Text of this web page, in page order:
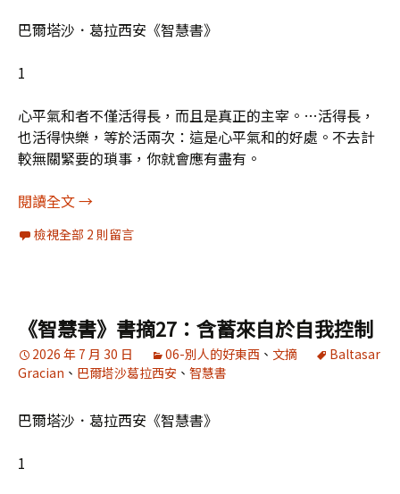
巴爾塔沙．葛拉西安《智慧書》
1
心平氣和者不僅活得長，而且是真正的主宰。…活得長，
也活得快樂，等於活兩次：這是心平氣和的好處。不去計
較無關緊要的瑣事，你就會應有盡有。
閱讀全文《智慧書》書摘28：活得長也活得快樂，等於活兩
→
檢視全部 2 則留言
《智慧書》書摘27：含蓄來自於自我控制
2026 年 7 月 30 日 06-別人的好東西 、 文摘
Baltasar
Gracian 、 巴爾塔沙葛拉西安 、 智慧書
巴爾塔沙．葛拉西安《智慧書》
1